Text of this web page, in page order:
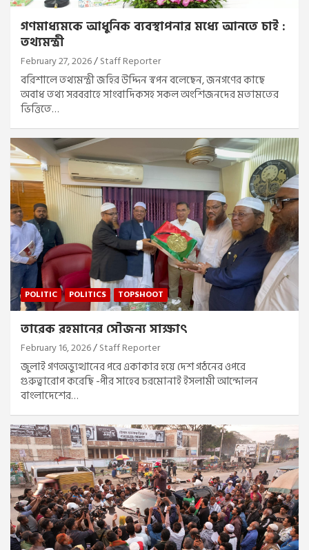
গণমাধ্যমকে আধুনিক ব্যবস্থাপনার মধ্যে আনতে চাই :
তথ্যমন্ত্রী
February 27, 2026 Staff Reporter
বরিশালে তথ্যমন্ত্রী জহির উদ্দিন স্বপন বলেছেন, জনগণের কাছে
অবাধ তথ্য সরবরাহে সাংবাদিকসহ সকল অংশিজনদের মতামতের
ভিত্তিতে…
POLITIC POLITICS TOPSHOOT
তারেক রহমানের সৌজন্য সাক্ষাৎ
February 16, 2026 Staff Reporter
জুলাই গণঅভ্যুত্থানের পরে একাকার হয়ে দেশ গঠনের ওপরে
গুরুত্বারোপ করেছি -পীর সাহেব চরমোনাই ইসলামী আন্দোলন
বাংলাদেশের…